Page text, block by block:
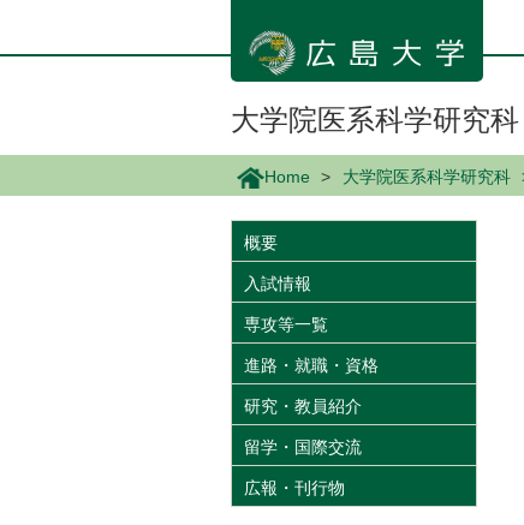
ン
大学院医系科学研究科
Home 大学院医系科学研究科
概要
入試情報
専攻等一覧
進路・就職・資格
研究・教員紹介
留学・国際交流
広報・刊行物